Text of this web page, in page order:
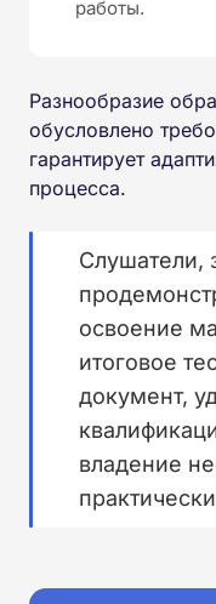
работы.
Разнообразие
обусловлено
гарантирует
процесса.
Слушатели,
освоение
итоговое
документ,
владение